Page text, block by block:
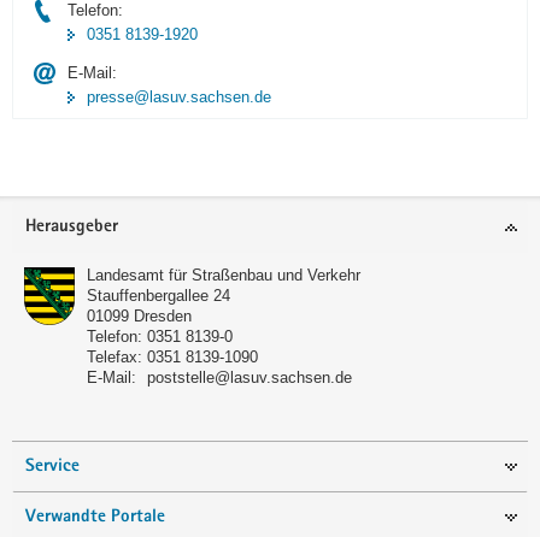
Telefon:
0351 8139-1920
E-Mail:
presse@lasuv.sachsen.de
Footer-
Herausgeber
Landesamt für Straßenbau und Verkehr
Stauffenbergallee 24
01099 Dresden
Telefon: 0351 8139-0
Telefax: 0351 8139-1090
E-Mail:
poststelle@lasuv.sachsen.de
Service
Verwandte Portale